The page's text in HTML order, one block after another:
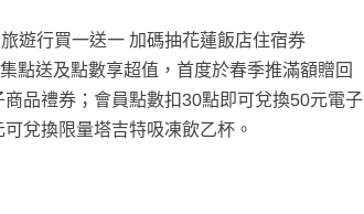
遊行買一送一 加碼抽花蓮飯店住宿券
點送及點數享超值，首度於春季推滿額贈回
品禮券；會員點數扣30點即可兌換50元電子
兌換限量塔吉特吸凍飲乙杯。